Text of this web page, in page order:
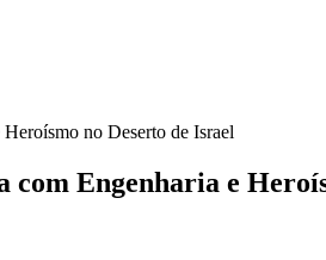
no Deserto de Israel
Engenharia e